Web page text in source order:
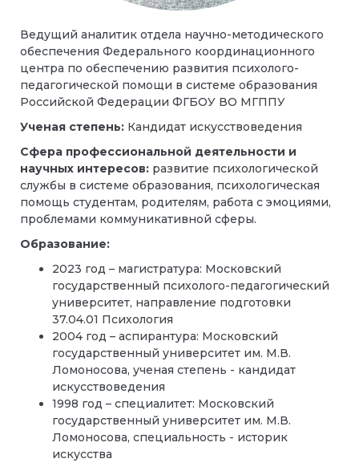
Ведущий аналитик отдела научно-методического
обеспечения Федерального координационного
центра по обеспечению развития психолого-
педагогической помощи в системе образования
Российской Федерации ФГБОУ ВО МГППУ
Ученая степень: Кандидат искусствоведения
Сфера профессиональной деятельности и
научных интересов: развитие психологической
службы в системе образования, психологическая
помощь студентам, родителям, работа с эмоциями,
проблемами коммуникативной сферы.
Образование:
2023 год – магистратура: Московский
государственный психолого-педагогический
университет, направление подготовки
37.04.01 Психология
2004 год – аспирантура: Московский
государственный университет им. М.В.
Ломоносова, ученая степень - кандидат
искусствоведения
1998 год – специалитет: Московский
государственный университет им. М.В.
Ломоносова, специальность - историк
искусства